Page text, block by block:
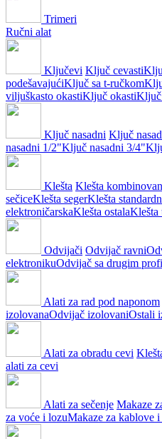
Trimeri
Ručni alat
Ključevi Ključ cevasti
podešavajućiKljuč sa t-ručkom
viljuškasto okastiKljuč okastiKljuč
Ključ nasadni Ključ
nasadni 1/2"Ključ nasadni 3/4"
Klešta Klešta
sečiceKlešta segerKlešta
elektroničarskaKlešta ostalaKlešta
Odvijači Odvijač ravni
elektronikuOdvijač sa drugim
Alati za rad pod naponom
izolovanaOdvijač izolovaniOstali
Alati za obradu cevi
alati za cevi
Alati za sečenje Makaze
za voće i lozuMakaze za kablove i